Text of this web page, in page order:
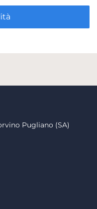
Pugliano (SA)